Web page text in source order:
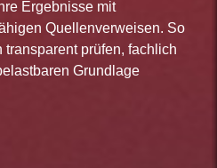
Ergebnisse mit
Quellenverweisen. So
transparent prüfen, fachlich
Grundlage